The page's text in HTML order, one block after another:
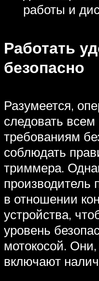
работы и
Работать
безопасно
Разумеется,
следовать
требованиям
соблюдать
триммера.
производитель
в отношении
устройства,
уровень
мотокосой. Они,
включают